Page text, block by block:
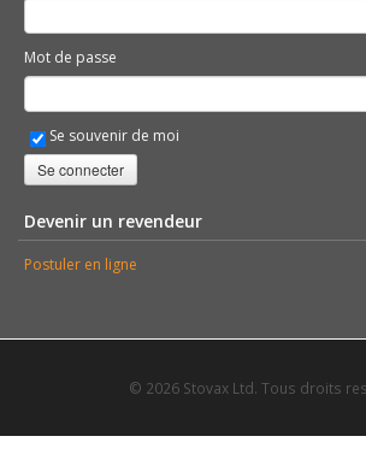
Mot de passe
Se souvenir de moi
Se connecter
Devenir un revendeur
Postuler en ligne
© 2026 Stovax Ltd. Tous droits